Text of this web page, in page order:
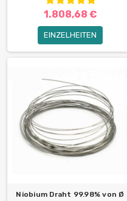
1.808,68 €
EINZELHEITEN
Niobium Draht 99.98% von Ø